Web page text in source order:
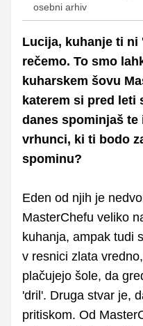
osebni arhiv
Lucija, kuhanje ti ni
rečemo. To smo
kuharskem šovu
katerem si pred leti
danes spominjaš
vrhunci, ki ti bodo
spominu?
Eden od njih je
MasterChefu veliko
kuhanja, ampak tudi
v resnici zlata
plačujejo šole, da
'dril'. Druga stvar je,
pritiskom. Od